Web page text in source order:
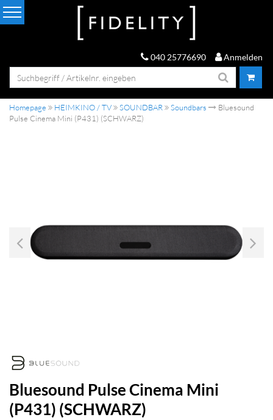
040 25776690 Anmelden
Homepage HEIMKINO / TV SOUNDBAR Soundbars
Bluesound
Pulse Cinema Mini (P431) (SCHWARZ)
Bluesound Pulse Cinema Mini
(P431) (SCHWARZ)